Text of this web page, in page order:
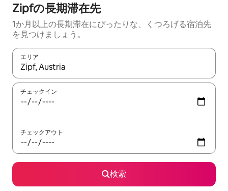
Zipfの長期滞在先
1か月以上の長期滞在にぴったりな、くつろげる宿泊先
を見つけましょう。
エリア
検索結果が表示されたら、上下の矢印キーを使って移動するか
チェックイン
チェックアウト
検索